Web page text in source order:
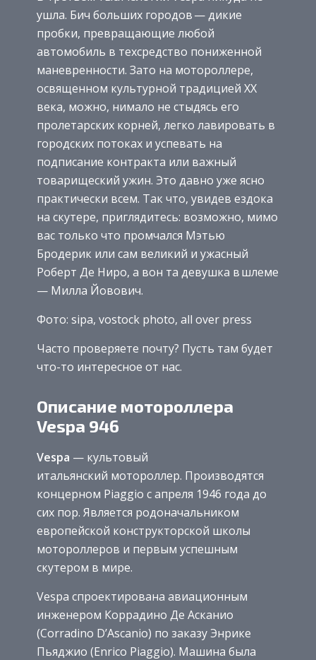
ушла. Бич больших городов — дикие
пробки, превращающие любой
автомобиль в техсредство пониженной
маневренности. Зато на мотороллере,
освященном культурной традицией ХХ
века, можно, нимало не стыдясь его
пролетарских корней, легко лавировать в
городских потоках и успевать на
подписание контракта или важный
товарищеский ужин. Это давно уже яс­но
практически всем. Так что, увидев ездока
на скутере, приглядитесь: воз­можно, мимо
вас только что промчался Мэтью
Бродерик или сам великий и ужасный
Роберт Де Ниро, а вон та девушка в шлеме
— Милла Йовович.
Фото: sipa, vostock photo, all over press
Часто проверяете почту? Пусть там будет
что-то интересное от нас.
Описание мотороллера
Vespa 946
Vespa — культовый
итальянский мотороллер. Производятся
концерном Piaggio с апреля 1946 года до
сих пор. Является родоначальником
европейской конструкторской школы
мотороллеров и первым успешным
скутером в мире.
Vespa спроектирована авиационным
инженером Коррадино Де Асканио
(Corradino D’Ascanio) по заказу Энрике
Пьяджио (Enrico Piaggio). Машина была